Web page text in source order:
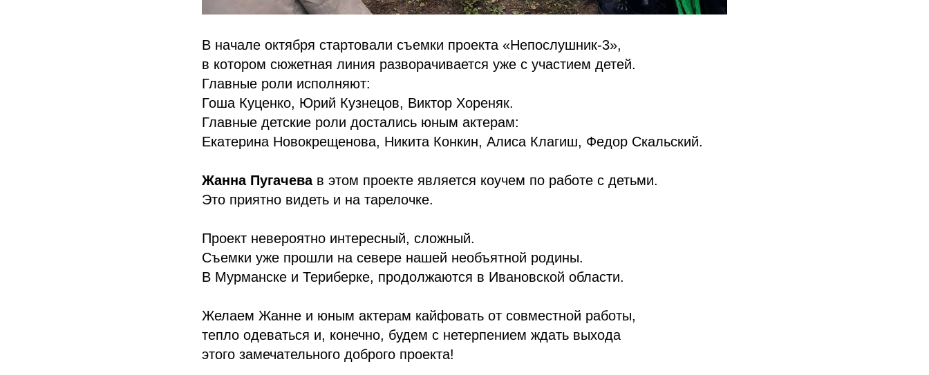
В начале октября стартовали съемки проекта «Непослушник-3»,
в котором сюжетная линия разворачивается уже с участием детей.
Главные роли исполняют:
Гоша Куценко, Юрий Кузнецов, Виктор Хореняк.
Главные детские роли достались юным актерам:
Екатерина Новокрещенова, Никита Конкин, Алиса Клагиш, Федор Скальский.
Жанна Пугачевав этом проекте является коучем по работе с детьми.
Это приятно видеть и на тарелочке.
Проект невероятно интересный, сложный.
Съемки уже прошли на севере нашей необъятной родины.
В Мурманске и Териберке, продолжаются в Ивановской области.
Желаем Жанне и юным актерам кайфовать от совместной работы,
тепло одеваться и, конечно, будем с нетерпением ждать выхода
этого замечательного доброго проекта!